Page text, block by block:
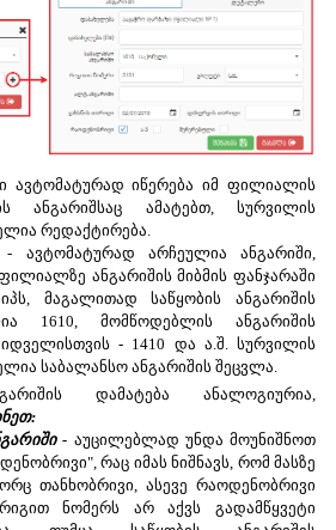
ავტომატურად იწერება იმ ფილიალის
ანგარიშსაც ამატებთ, სურვილის
რედაქტირება.
ავტომატურად არჩეულია ანგარიში,
ანგარიშის მიბმის ფანჯარაში
მაგალითად საწყობის ანგარიშის
1610, მომწოდებლის ანგარიშის
- 1410 და ა.შ. სურვილის
საბალანსო ანგარიშის შეცვლა.
დამატება ანალოგიურია,
- აუცილებლად უნდა მოუნიშნოთ
რაც იმას ნიშნავს, რომ მასზე
თანხობრივი, ასევე რაოდენობრივი
ნომერს არ აქვს გადამწყვეტი